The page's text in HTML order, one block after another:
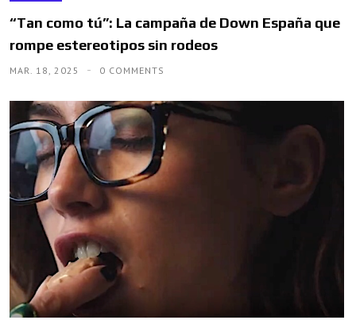
“Tan como tú”: La campaña de Down España que
rompe estereotipos sin rodeos
MAR. 18, 2025 0 COMMENTS